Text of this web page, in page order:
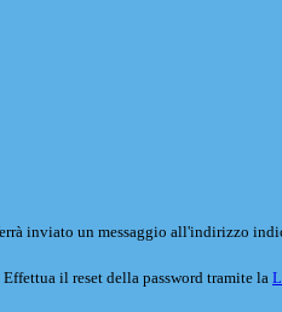
inviato un messaggio all'indirizzo
il reset della password tramite la